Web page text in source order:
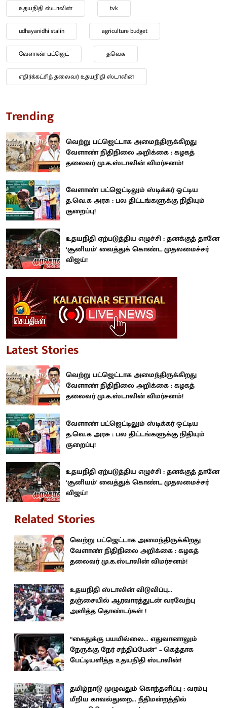
உதயநிதி ஸ்டாலின் tvk
udhayanidhi stalin agriculture budget
வேளாண் பட்ஜெட் தவெக
எதிர்க்கட்சித் தலைவர் உதயநிதி ஸ்டாலின்
Trending
வெற்று பட்ஜெட்டாக அமைந்திருக்கிறது
வேளாண் நிதிநிலை அறிக்கை : கழகத்
தலைவர் மு.க.ஸ்டாலின் விமர்சனம்!
வேளாண் பட்ஜெட்டிலும் ஸ்டிக்கர் ஒட்டிய
த.வெ.க அரசு : பல திட்டங்களுக்கு நிதியும்
குறைப்பு!
உதயநிதி ஏற்படுத்திய எழுச்சி : தனக்குத் தானே
‘சூனியம்' வைத்துக் கொண்ட முதலமைச்சர்
விஜய்!
Latest Stories
வெற்று பட்ஜெட்டாக அமைந்திருக்கிறது
வேளாண் நிதிநிலை அறிக்கை : கழகத்
தலைவர் மு.க.ஸ்டாலின் விமர்சனம்!
வேளாண் பட்ஜெட்டிலும் ஸ்டிக்கர் ஒட்டிய
த.வெ.க அரசு : பல திட்டங்களுக்கு நிதியும்
குறைப்பு!
உதயநிதி ஏற்படுத்திய எழுச்சி : தனக்குத் தானே
‘சூனியம்' வைத்துக் கொண்ட முதலமைச்சர்
விஜய்!
Related Stories
வெற்று பட்ஜெட்டாக அமைந்திருக்கிறது
வேளாண் நிதிநிலை அறிக்கை : கழகத்
தலைவர் மு.க.ஸ்டாலின் விமர்சனம்!
உதயநிதி ஸ்டாலின் விடுவிப்பு...
தஞ்சையில் ஆரவாரத்துடன் வரவேற்பு
அளித்த தொண்டர்கள் !
“கைதுக்கு பயமில்லை... எதுவானாலும்
நேருக்கு நேர் சந்திப்பேன்” – கெத்தாக
பேட்டியளித்த உதயநிதி ஸ்டாலின்!
தமிழ்நாடு முழுவதும் கொந்தளிப்பு : வரம்பு
மீறிய காவல்துறை... நீதிமன்றத்தில்